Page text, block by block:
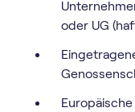
oder UG